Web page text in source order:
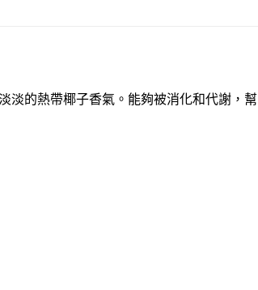
淡的熱帶椰子香氣。能夠被消化和代謝，幫